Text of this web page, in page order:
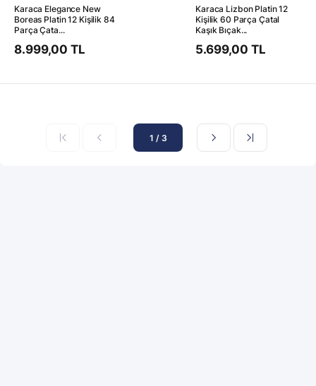
Karaca Elegance New
Boreas Platin 12 Kişilik 84
Parça Çata...
8.999,00 TL
Karaca Lizbon Platin 12
Kişilik 60 Parça Çatal
Kaşık Bıçak...
5.699,00 TL